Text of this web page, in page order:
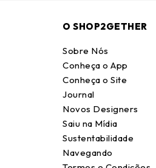
O SHOP2GETHER
Sobre Nós
Conheça o App
Conheça o Site
Journal
Novos Designers
Saiu na Mídia
Sustentabilidade
Navegando